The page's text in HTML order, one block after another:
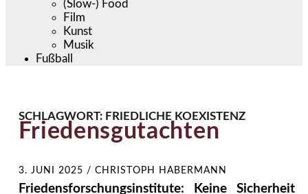
(Slow-) Food
Film
Kunst
Musik
Fußball
SCHLAGWORT: FRIEDLICHE KOEXISTENZ
Friedensgutachten
3. JUNI 2025 / CHRISTOPH HABERMANN
Friedensforschungsinstitute: Keine Sicherheit